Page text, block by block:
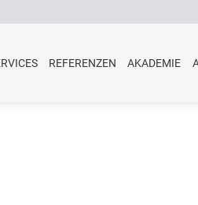
REFERENZEN AKADEMIE